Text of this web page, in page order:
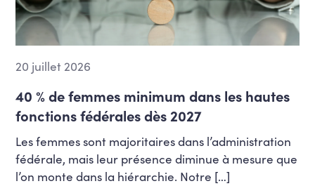
20 juillet 2026
40 % de femmes minimum dans les hautes
fonctions fédérales dès 2027
Les femmes sont majoritaires dans l’administration
fédérale, mais leur présence diminue à mesure que
l’on monte dans la hiérarchie. Notre […]